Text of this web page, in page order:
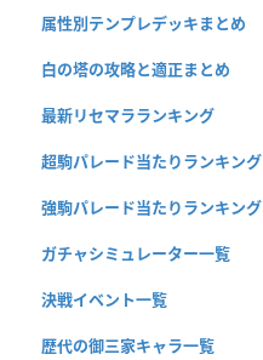
属性別テンプレデッキまとめ
白の塔の攻略と適正まとめ
最新リセマラランキング
超駒パレード当たりランキング
強駒パレード当たりランキング
ガチャシミュレーター一覧
決戦イベント一覧
歴代の御三家キャラ一覧